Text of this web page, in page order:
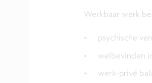
Werkbaar werk
psychische
welbevinden
werk-privé